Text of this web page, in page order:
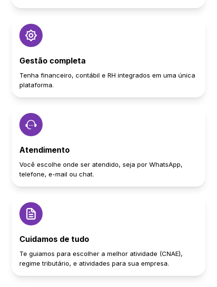
Gestão completa
Tenha financeiro, contábil e RH integrados em uma única
plataforma.
Atendimento
Você escolhe onde ser atendido, seja por WhatsApp,
telefone, e-mail ou chat.
Cuidamos de tudo
Te guiamos para escolher a melhor atividade (CNAE),
regime tributário, e atividades para sua empresa.